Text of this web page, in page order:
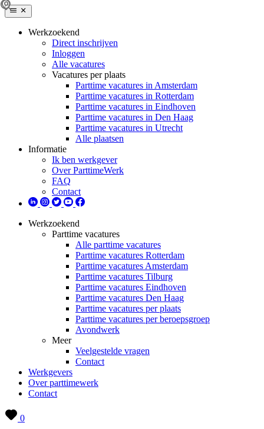
Werkzoekend
Direct inschrijven
Inloggen
Alle vacatures
Vacatures per plaats
Parttime vacatures in Amsterdam
Parttime vacatures in Rotterdam
Parttime vacatures in Eindhoven
Parttime vacatures in Den Haag
Parttime vacatures in Utrecht
Alle plaatsen
Informatie
Ik ben werkgever
Over ParttimeWerk
FAQ
Contact
Werkzoekend
Parttime vacatures
Alle parttime vacatures
Parttime vacatures Rotterdam
Parttime vacatures Amsterdam
Parttime vacatures Tilburg
Parttime vacatures Eindhoven
Parttime vacatures Den Haag
Parttime vacatures per plaats
Parttime vacatures per beroepsgroep
Avondwerk
Meer
Veelgestelde vragen
Contact
Werkgevers
Over parttimewerk
Contact
0